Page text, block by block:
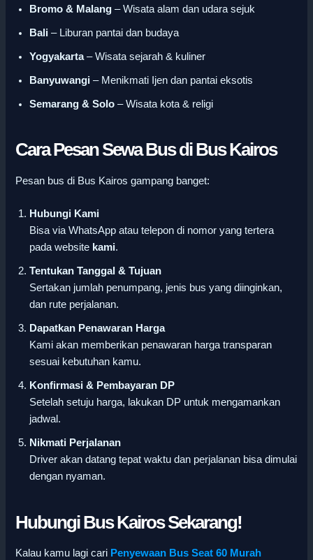
Bromo & Malang – Wisata alam dan udara sejuk
Bali – Liburan pantai dan budaya
Yogyakarta– Wisata sejarah & kuliner
Banyuwangi – Menikmati Ijen dan pantai eksotis
Semarang & Solo – Wisata kota & religi
Cara Pesan Sewa Bus di Bus Kairos
Pesan bus di Bus Kairos gampang banget:
Hubungi Kami
Bisa via WhatsApp atau telepon di nomor yang tertera
pada website kami.
Tentukan Tanggal & Tujuan
Sertakan jumlah penumpang, jenis bus yang diinginkan,
dan rute perjalanan.
Dapatkan Penawaran Harga
Kami akan memberikan penawaran harga transparan
sesuai kebutuhan kamu.
Konfirmasi & Pembayaran DP
Setelah setuju harga, lakukan DP untuk mengamankan
jadwal.
Nikmati Perjalanan
Driver akan datang tepat waktu dan perjalanan bisa dimulai
dengan nyaman.
Hubungi Bus Kairos Sekarang!
Kalau kamu lagi cari Penyewaan Bus Seat 60 Murah